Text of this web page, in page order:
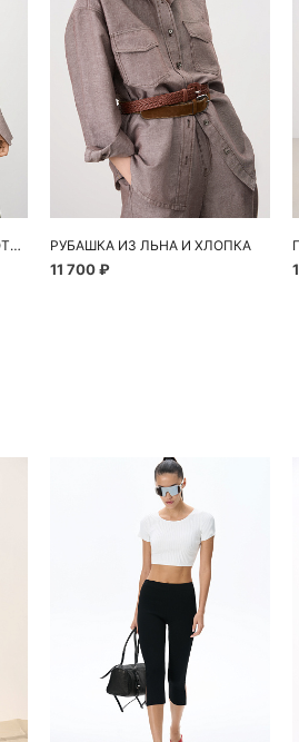
РУБАШКА ИЗ 100% ЛЬНА С ОТЛЕТНОЙ КОКЕТКОЙ НА СПИНЕ РУБАШКА ИЗ ЛЬНА И ХЛОПКА
11 700 ₽